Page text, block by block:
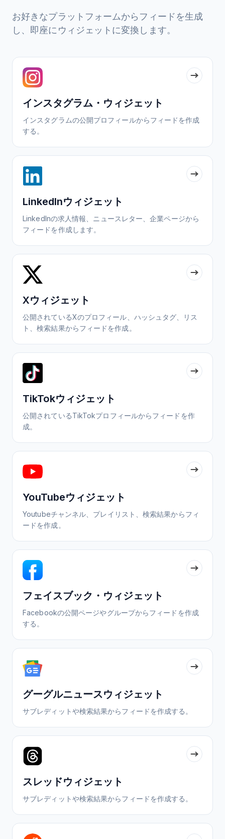
お好きなプラットフォームからフィードを生成
し、即座にウィジェットに変換します。
インスタグラム・ウィジェット
インスタグラムの公開プロフィールからフィードを作成
する。
LinkedInウィジェット
LinkedInの求人情報、ニュースレター、企業ページから
フィードを作成します。
Xウィジェット
公開されているXのプロフィール、ハッシュタグ、リス
ト、検索結果からフィードを作成。
TikTokウィジェット
公開されているTikTokプロフィールからフィードを作
成。
YouTubeウィジェット
Youtubeチャンネル、プレイリスト、検索結果からフィ
ードを作成。
フェイスブック・ウィジェット
Facebookの公開ページやグループからフィードを作成
する。
グーグルニュースウィジェット
サブレディットや検索結果からフィードを作成する。
スレッドウィジェット
サブレディットや検索結果からフィードを作成する。